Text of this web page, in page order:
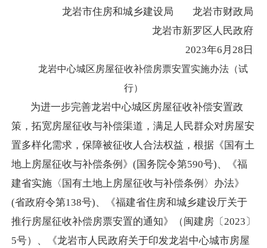
龙岩市住房和城乡建设局
龙岩市财政局
龙岩市新罗区人民政府
2023年6月28日
龙岩中心城区房屋征收补偿房票安置实施办法（试
行）
为进一步完善龙岩中心城区房屋征收补偿安置政
策，拓宽房屋征收与补偿渠道，满足人民群众对房屋安
置多样化需求，保障被征收人合法权益，根据《国有土
地上房屋征收与补偿条例》 (国务院令第590号)、
《福
建省实施〈国有土地上房屋征收与补偿条例〉办法》
(省政府令第138号)、
《福建省住房和城乡建设厅关于
推行房屋征收补偿房票安置的通知》（闽建房〔 2023〕
5号）
、
《龙岩市人民政府关于印发龙岩中心城市房屋